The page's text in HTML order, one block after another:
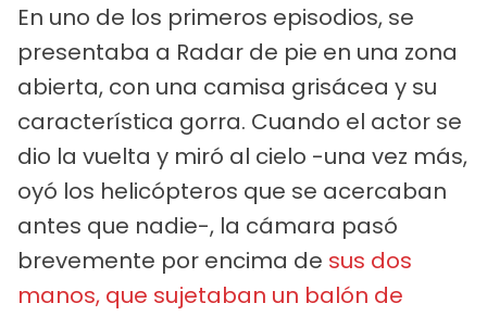
En uno de los primeros episodios, se
presentaba a Radar de pie en una zona
abierta, con una camisa grisácea y su
característica gorra. Cuando el actor se
dio la vuelta y miró al cielo -una vez más,
oyó los helicópteros que se acercaban
antes que nadie-, la cámara pasó
brevemente por encima de sus dos
manos, que sujetaban un balón de